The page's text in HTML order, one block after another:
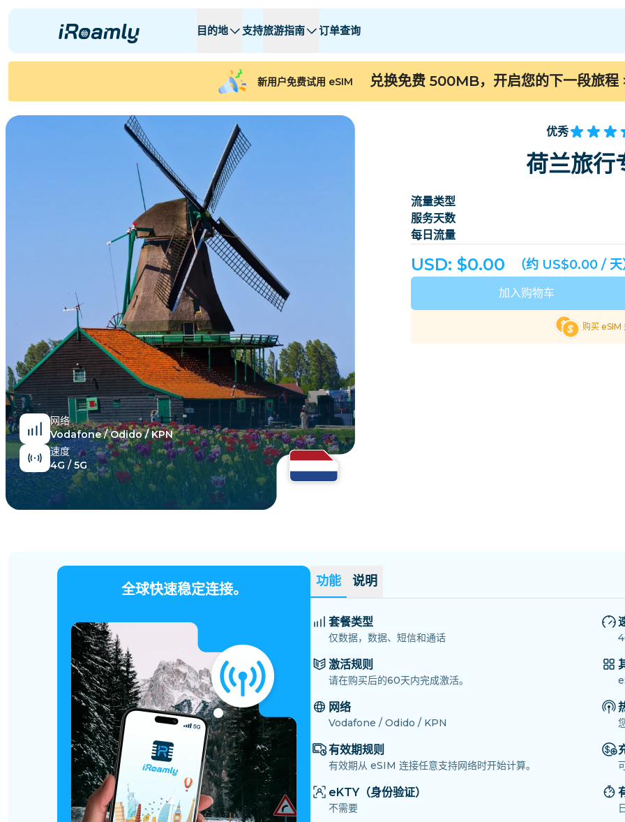
目的地 支持旅游指南 订单查询
区域eSIM
所有目的地 J - O P - S
阿尔巴尼亚
阿尔及利亚 安道尔
阿根廷
阿塞拜疆
波斯尼亚和黑塞哥维
柬埔寨
刚果共和国 哥斯达黎加 科特迪瓦
捷克共和国 多米尼克
爱沙尼亚
探索所有目的地
所有目的地 J - O P - S
加拿大
中国 欧洲
新用户免费试用 eSIM 兑换免费 500MB，开启您的下一段旅程
网络
Vodafone / Odido / KPN
速度
4G / 5G
优秀
荷兰旅行
流量类型
服务天数
每日流量
USD: $0.00 （约 US$0.00 / 天
加入购物车
购买 eSIM
全球快速稳定连接。 功能 说明
套餐类型
仅数据，数据、短信和通话
激活规则
请在购买后的60天内完成激活。
网络
Vodafone / Odido / KPN
有效期规则
有效期从 eSIM 连接任意支持网络时开始计算。
eKTY（身份验证）
不需要